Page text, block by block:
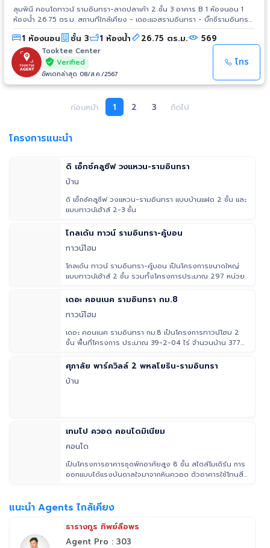
ลุมพินี คอนโดทาวน์ รามอินทรา-ลาดปลาเค้า 2 ชั้น 3 อาคาร B 1 ห้องนอน 1
ห้องน้ำ 26.75 ตร.ม. สถานที่ใกล้เคียง - เดอะแจสรามอินทรา - บิ๊กซีรามอินทรา
- เซ็นทรัลรามอินทรา
1 ห้องนอน ชั้น 3 1 ห้องน้ำ 26.75 ตร.ม. 569
Tooktee Center
Verified
อัพเดทล่าสุด 08/ส.ค./2567
โทร
ก่อนหน้า 1 2 3 ถัดไป
โครงการแนะนำ
ดิ เอ็กซ์คลูซีฟ วงแหวน-รามอินทรา
บ้าน
ดิ เอ็กซ์คลูซีฟ วงแหวน-รามอินทรา แบบบ้านแฝด 2 ชั้น และ
แบบทาวน์เฮ้าส์ 2-3 ชั้น
โกลเด้น ทาวน์ รามอินทรา-คู้บอน
ทาวน์โฮม
โกลเด้น ทาวน์ รามอินทรา-คู้บอน เป็นโครงการขนาดใหญ่
แบบทาวน์เฮ้าส์ 2 ชั้น รวมทั้งโครงการประมาณ 297 หน่วย
เดอะ คอนเนค รามอินทรา กม.8
ทาวน์โฮม
เดอะ คอนเนค รามอินทรา กม.8 เป็นโครงการทาวน์โฮม 2
ชั้น พื้นที่โครงการ ประมาณ 39-2-04 ไร่ จำนวนบ้าน 377
ศุภาลัย พาร์ควิลล์ 2 พหลโยธิน-รามอินทรา
บ้าน
เทมโป ควอด คอนโดมิเนียม
คอนโด
เป็นโครงการอาคารชุดพักอาศัยสูง 8 ชั้น สไตล์โมเดิร์น การ
ออกแบบได้แรงบันดาลใจมาจากหินควอด ตัวอาคารใช้โทนสี
แนะนำ Agents ไกล้เคียง
ธารางกูร ทิพย์ลือพร
Agent Pro : 303